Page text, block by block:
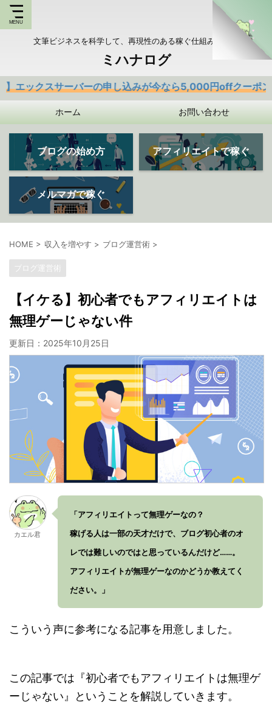
文筆ビジネスを科学して、再現性のある稼ぐ仕組みを持つ
ミハナログ
ーバーの申し込みが今なら5,000円offクーポンあり
ホーム お問い合わせ
ブログの始め方 アフィリエイトで稼ぐ
メルマガで稼ぐ
HOME > 収入を増やす > ブログ運営術 >
ブログ運営術
【イケる】初心者でもアフィリエイトは
無理ゲーじゃない件
更新日： 2025年10月25日
カエル君
「アフィリエイトって無理ゲーなの？
稼げる人は一部の天才だけで、ブログ初心者のオ
レでは難しいのではと思っているんだけど……。
アフィリエイトが無理ゲーなのかどうか教えてく
ださい。」
こういう声に参考になる記事を用意しました。
この記事では『初心者でもアフィリエイトは無理ゲ
ーじゃない』ということを解説していきます。